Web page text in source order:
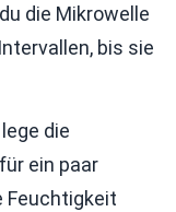
die Mikrowelle
bis sie
die
ein paar
Feuchtigkeit